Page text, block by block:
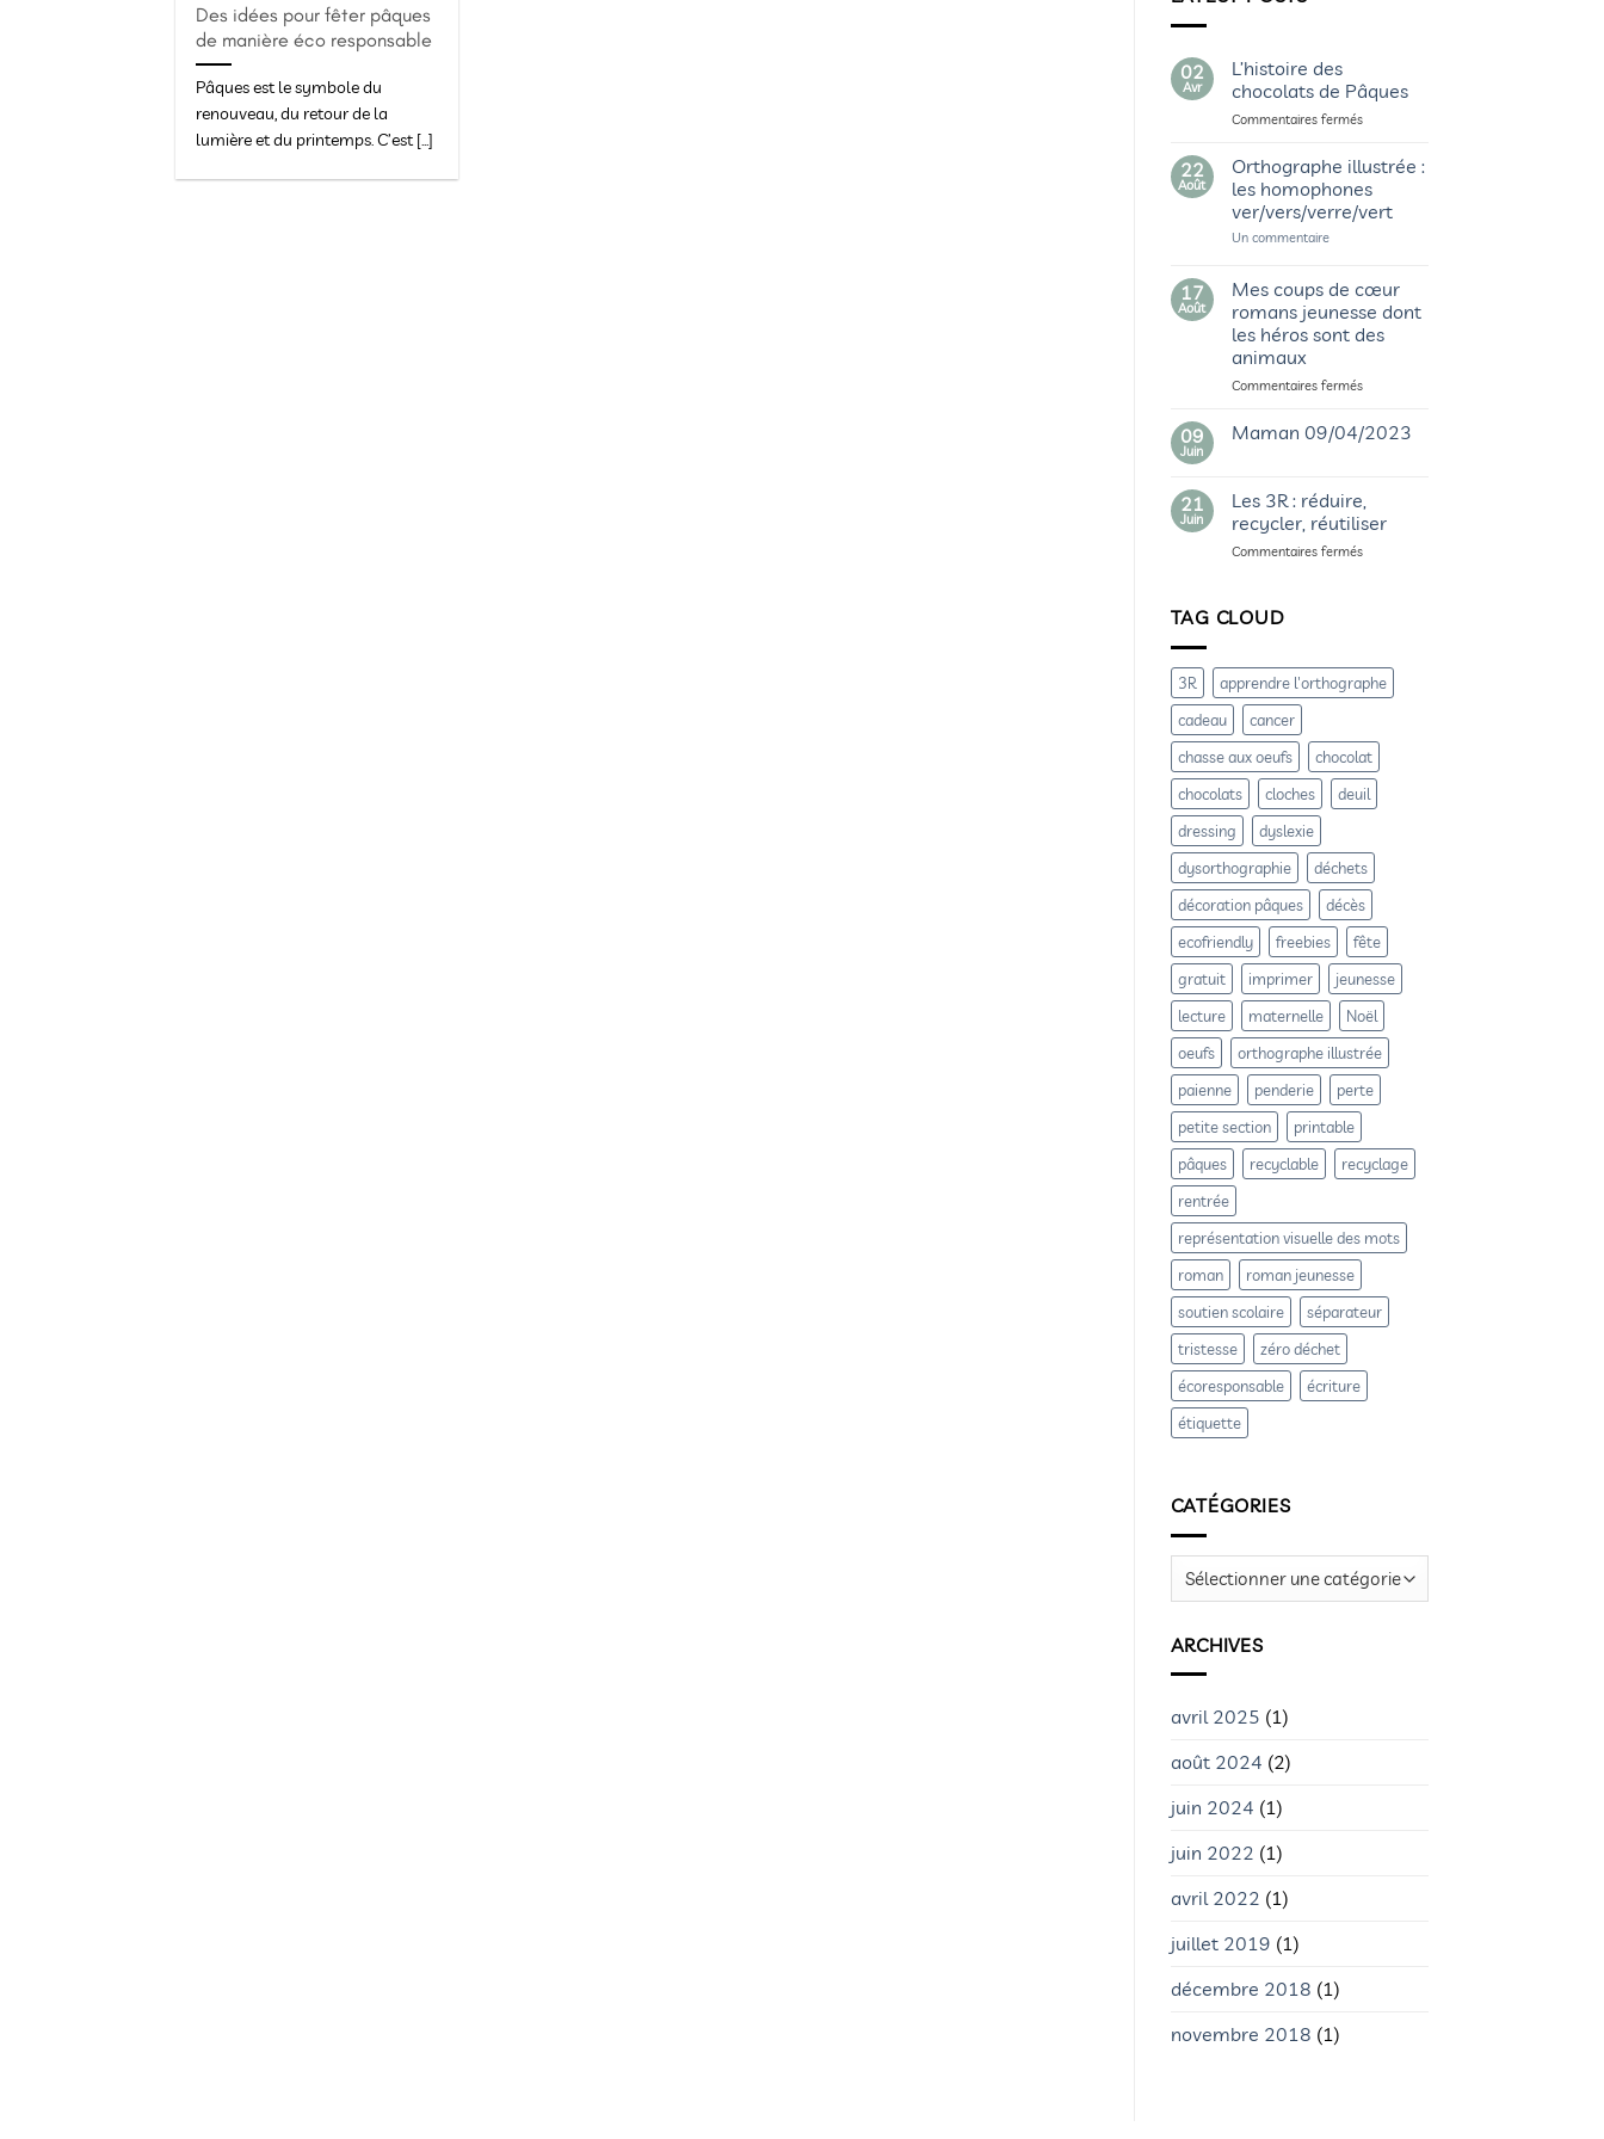
Des idées pour fêter pâques
de manière éco responsable
Pâques est le symbole du
renouveau, du retour de la
lumière et du printemps. C’est [...]
02
Avr
L’histoire des
chocolats de Pâques
Commentaires ferméssur
de
Pâques
22
Août
Orthographe illustrée :
les homophones
ver/vers/verre/vert
Un commentairesur
les
homophones
ver/vers/verre/vert
17
Août
Mes coups de cœur
romans jeunesse dont
les héros sont des
animaux
Commentaires ferméssur
coups
jeunesse
dont
les
09
Juin
Maman 09/04/2023
Maman
09/04/2023
21
Juin
Les 3R : réduire,
recycler, réutiliser
Commentaires ferméssur
réutiliser
TAG CLOUD
3R
apprendre l'orthographe
cadeau
cancer
chasse aux oeufs
chocolat
chocolats
cloches
deuil
dressing
dyslexie
dysorthographie
déchets
décoration pâques
décès
ecofriendly
freebies
fête
gratuit
imprimer
jeunesse
lecture
maternelle
Noël
oeufs
orthographe illustrée
paienne
penderie
perte
petite section
printable
pâques
recyclable
recyclage
rentrée
représentation visuelle des mots
roman
roman jeunesse
soutien scolaire
séparateur
tristesse
zéro déchet
écoresponsable
écriture
étiquette
CATÉGORIES
Catégories
ARCHIVES
avril 2025 (1)
août 2024 (2)
juin 2024 (1)
juin 2022 (1)
avril 2022 (1)
juillet 2019 (1)
décembre 2018 (1)
novembre 2018 (1)